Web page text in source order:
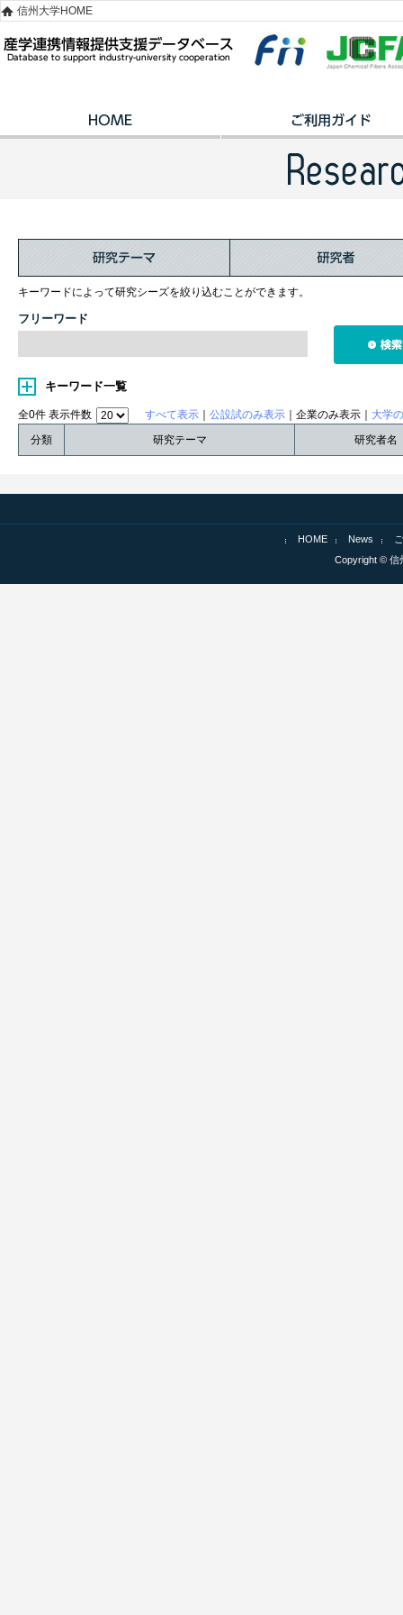
信州大学HOME
キーワードによって研究シーズを絞り込むことができます。
フリーワード
キーワード一覧
全0件 表示件数 すべて表示 公設試のみ表示 ｜企業のみ表示｜ 大学
分類
研究テーマ 研究者名
HOME News
Copyright © 信